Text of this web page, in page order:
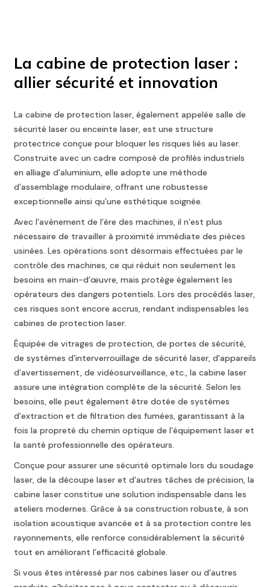
La cabine de protection laser :
allier sécurité et innovation
La cabine de protection laser, également appelée salle de
sécurité laser ou enceinte laser, est une structure
protectrice conçue pour bloquer les risques liés au laser.
Construite avec un cadre composé de profilés industriels
en alliage d’aluminium, elle adopte une méthode
d’assemblage modulaire, offrant une robustesse
exceptionnelle ainsi qu’une esthétique soignée.
Avec l’avènement de l’ère des machines, il n’est plus
nécessaire de travailler à proximité immédiate des pièces
usinées. Les opérations sont désormais effectuées par le
contrôle des machines, ce qui réduit non seulement les
besoins en main-d’œuvre, mais protège également les
opérateurs des dangers potentiels. Lors des procédés laser,
ces risques sont encore accrus, rendant indispensables les
cabines de protection laser.
Équipée de vitrages de protection, de portes de sécurité,
de systèmes d’interverrouillage de sécurité laser, d’appareils
d’avertissement, de vidéosurveillance, etc., la cabine laser
assure une intégration complète de la sécurité. Selon les
besoins, elle peut également être dotée de systèmes
d’extraction et de filtration des fumées, garantissant à la
fois la propreté du chemin optique de l’équipement laser et
la santé professionnelle des opérateurs.
Conçue pour assurer une sécurité optimale lors du soudage
laser, de la découpe laser et d’autres tâches de précision, la
cabine laser constitue une solution indispensable dans les
ateliers modernes. Grâce à sa construction robuste, à son
isolation acoustique avancée et à sa protection contre les
rayonnements, elle renforce considérablement la sécurité
tout en améliorant l’efficacité globale.
Si vous êtes intéressé par nos cabines laser ou d’autres